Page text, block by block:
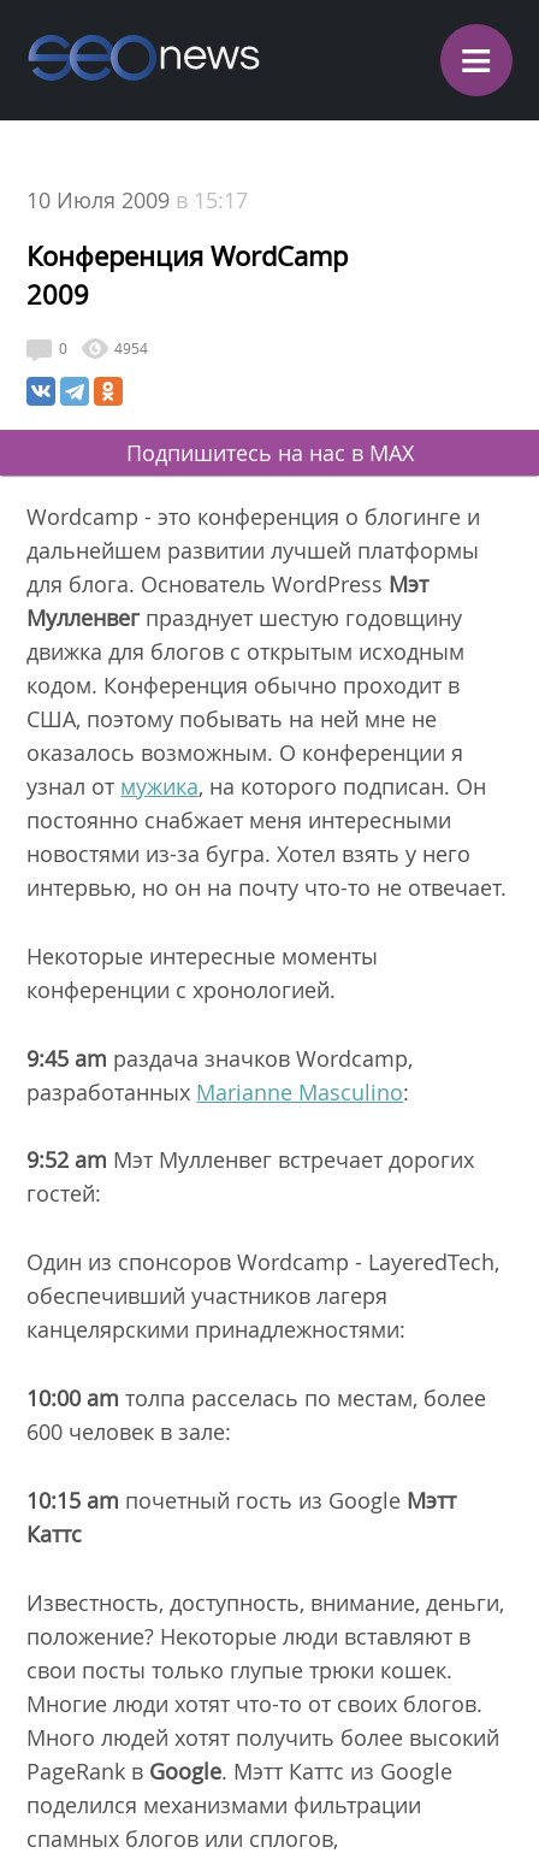
≡
10 Июля 2009 в 15:17
Конференция WordCamp
2009
0 4954
Подпишитесь на нас в MAX
Wordcamp - это конференция о блогинге и
дальнейшем развитии лучшей платформы
для блога. Основатель WordPress Мэт
Мулленвег празднует шестую годовщину
движка для блогов с открытым исходным
кодом. Конференция обычно проходит в
США, поэтому побывать на ней мне не
оказалось возможным. О конференции я
узнал от мужика, на которого подписан. Он
постоянно снабжает меня интересными
новостями из-за бугра. Хотел взять у него
интервью, но он на почту что-то не отвечает.
Некоторые интересные моменты
конференции с хронологией.
9:45 am раздача значков Wordcamp,
разработанных Marianne Masculino:
9:52 am Мэт Мулленвег встречает дорогих
гостей:
Один из спонсоров Wordcamp - LayeredTech,
обеспечивший участников лагеря
канцелярскими принадлежностями:
10:00 am толпа расселась по местам, более
600 человек в зале:
10:15 am почетный гость из Google Mэтт
Каттс
Известность, доступность, внимание, деньги,
положение? Некоторые люди вставляют в
свои посты только глупые трюки кошек.
Многие люди хотят что-то от своих блогов.
Много людей хотят получить более высокий
PageRank в Google. Мэтт Каттс из Google
поделился механизмами фильтрации
спамных блогов или сплогов,